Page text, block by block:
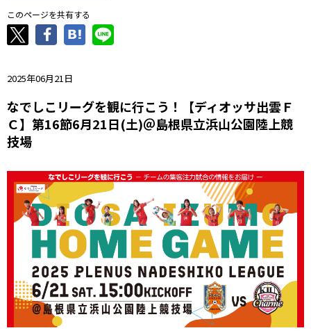
このページを共有する
2025年06月21日
なでしこリーグを観に行こう！【ディオッサ出雲Ｆ
Ｃ】第16節6月21日(土)＠島根県立浜山公園陸上競
技場